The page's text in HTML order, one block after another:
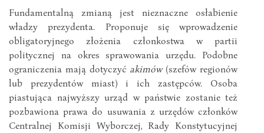
Fundamentalną zmianą jest nieznaczne osłabienie
władzy prezydenta. Proponuje się wprowadzenie
obligatoryjnego złożenia członkostwa w partii
politycznej na okres sprawowania urzędu. Podobne
ograniczenia mają dotyczyć akimów (szefów regionów
lub prezydentów miast) i ich zastępców. Osoba
piastująca najwyższy urząd w państwie zostanie też
pozbawiona prawa do usuwania z urzędów członków
Centralnej Komisji Wyborczej, Rady Konstytucyjnej